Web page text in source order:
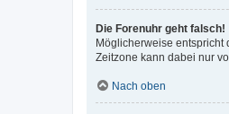
Die Forenuhr geht falsch!
Möglicherweise entspricht
Zeitzone kann dabei nur
Nach oben